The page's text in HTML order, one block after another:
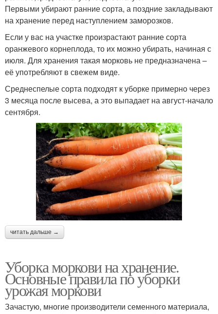
Первыми убирают ранние сорта, а поздние закладывают
на хранение перед наступлением заморозков.
Если у вас на участке произрастают ранние сорта
оранжевого корнеплода, то их можно убирать, начиная с
июля. Для хранения такая морковь не предназначена –
её употребляют в свежем виде.
Среднеспелые сорта подходят к уборке примерно через
3 месяца после высева, а это выпадает на август-начало
сентября.
читать дальше →
Уборка моркови на хранение.
Основные правила по уборки
урожая моркови
Зачастую, многие производители семенного материала,